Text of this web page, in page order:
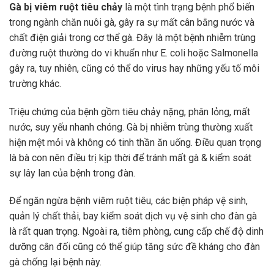
Gà bị viêm ruột tiêu chảy là một tình trạng bệnh phổ biến
trong ngành chăn nuôi gà, gây ra sự mất cân bằng nước và
chất điện giải trong cơ thể gà. Đây là một bệnh nhiễm trùng
đường ruột thường do vi khuẩn như E. coli hoặc Salmonella
gây ra, tuy nhiên, cũng có thể do virus hay những yếu tố môi
trường khác.
Triệu chứng của bệnh gồm tiêu chảy nặng, phân lỏng, mất
nước, suy yếu nhanh chóng. Gà bị nhiễm trùng thường xuất
hiện mệt mỏi và không có tinh thần ăn uống. Điều quan trọng
là bà con nên điều trị kịp thời để tránh mất gà & kiểm soát
sự lây lan của bệnh trong đàn.
Để ngăn ngừa bệnh viêm ruột tiêu, các biện pháp vệ sinh,
quản lý chất thải, bay kiểm soát dịch vụ vệ sinh cho đàn gà
là rất quan trọng. Ngoài ra, tiêm phòng, cung cấp chế độ dinh
dưỡng cân đối cũng có thể giúp tăng sức đề kháng cho đàn
gà chống lại bệnh này.